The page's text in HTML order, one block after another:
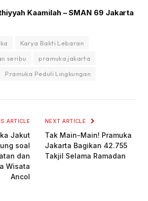
Kaamilah – SMAN 69 Jakarta
Karya Bakti Lebaran
seribu
pramuka jakarta
Pramuka Peduli Lingkungan
ARTICLE
Jakut
soal
dan
Wisata
Ancol
NEXT ARTICLE
Tak Main-Main! Pramuka
Jakarta Bagikan 42.755
Takjil Selama Ramadan